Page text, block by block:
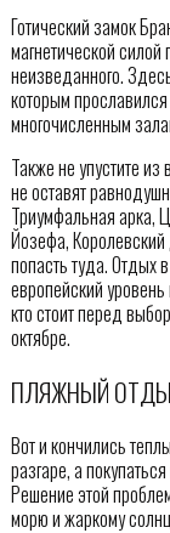
Готический замок
магнетической
неизведанного.
которым
многочисленным
Также не упустите
не оставят
Триумфальная арка,
Йозефа, Королевский
попасть туда. Отдых
европейский
кто стоит перед
октябре.
ПЛЯЖНЫЙ
Вот и кончились
разгаре, а
Решение этой
морю и жаркому